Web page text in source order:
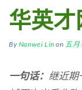
华英才
By Nanwei Lin on 五
一句话： 继近